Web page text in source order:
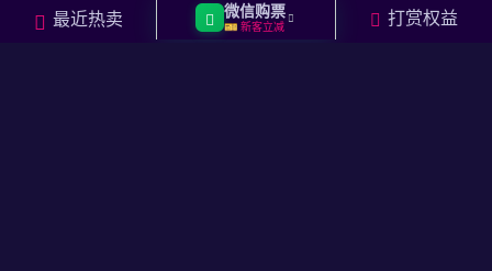
10
张惠妹演唱会2026行程时间表
最近热卖 微信购票
🎫 新客立减 打赏权益